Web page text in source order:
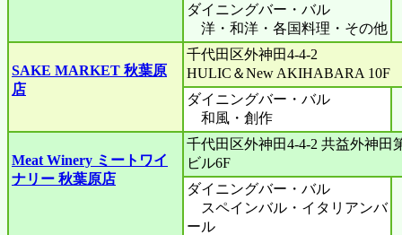
ダイニングバー・バル
洋・和洋・各国料理・その他
SAKE MARKET 秋葉原
店
千代田区外神田4-4-2
HULIC＆New AKIHABARA 10F
ダイニングバー・バル
和風・創作
Meat Winery ミートワイ
ナリー 秋葉原店
千代田区外神田4-4-2 共益外神田
ビル6F
ダイニングバー・バル
スペインバル・イタリアンバ
ール